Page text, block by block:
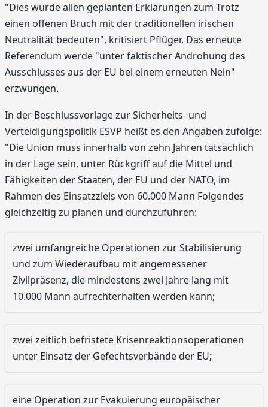
"Dies würde allen geplanten Erklärungen zum Trotz
einen offenen Bruch mit der traditionellen irischen
Neutralität bedeuten", kritisiert Pflüger. Das erneute
Referendum werde "unter faktischer Androhung des
Ausschlusses aus der EU bei einem erneuten Nein"
erzwungen.
In der Beschlussvorlage zur Sicherheits- und
Verteidigungspolitik ESVP heißt es den Angaben zufolge:
"Die Union muss innerhalb von zehn Jahren tatsächlich
in der Lage sein, unter Rückgriff auf die Mittel und
Fähigkeiten der Staaten, der EU und der NATO, im
Rahmen des Einsatzziels von 60.000 Mann Folgendes
gleichzeitig zu planen und durchzuführen:
zwei umfangreiche Operationen zur Stabilisierung
und zum Wiederaufbau mit angemessener
Zivilpräsenz, die mindestens zwei Jahre lang mit
10.000 Mann aufrechterhalten werden kann;
zwei zeitlich befristete Krisenreaktionsoperationen
unter Einsatz der Gefechtsverbände der EU;
eine Operation zur Evakuierung europäischer